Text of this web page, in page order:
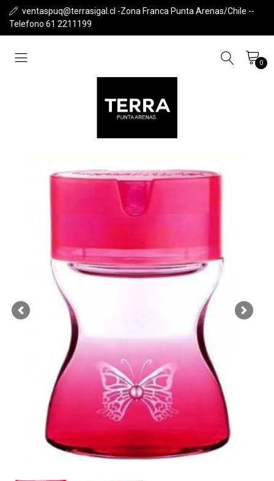
ventaspuq@terrasigal.cl -Zona Franca Punta Arenas/Chile --
Telefono 61 2211199
0
Previous Next